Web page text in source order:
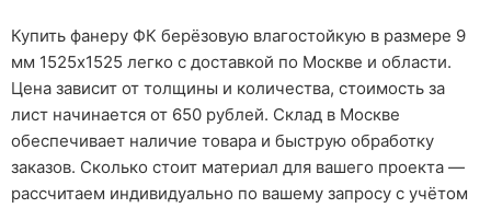
Купить фанеру ФК берёзовую влагостойкую в размере 9
мм 1525х1525 легко с доставкой по Москве и области.
Цена зависит от толщины и количества, стоимость за
лист начинается от 650 рублей. Склад в Москве
обеспечивает наличие товара и быструю обработку
заказов. Сколько стоит материал для вашего проекта —
рассчитаем индивидуально по вашему запросу с учётом